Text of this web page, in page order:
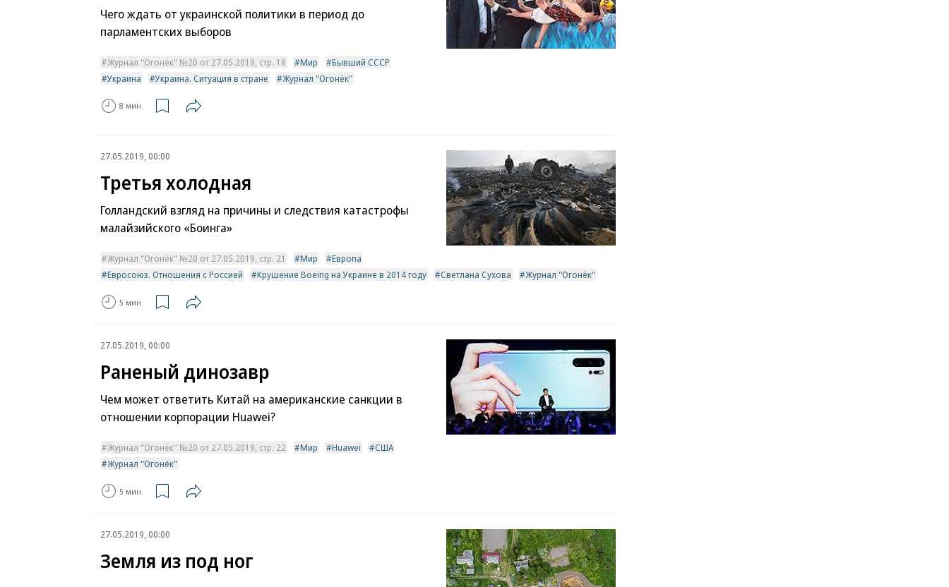
Чего ждать от украинской политики в период до
парламентских выборов
Журнал "Огонёк" №20 от 27.05.2019, стр. 18 Мир
Бывший СССР
Украина
Украина. Ситуация в стране Журнал "Огонёк"
8 мин.
27.05.2019, 00:00
Третья холодная
Голландский взгляд на причины и следствия катастрофы
малайзийского «Боинга»
Журнал "Огонёк" №20 от 27.05.2019, стр. 21 Мир
Европа
Евросоюз. Отношения с Россией
Крушение Boeing на Украине в 2014 году Светлана Сухова Журнал "Огонёк"
5 мин.
27.05.2019, 00:00
Раненый динозавр
Чем может ответить Китай на американские санкции в
отношении корпорации Huawei?
Журнал "Огонёк" №20 от 27.05.2019, стр. 22 Мир Huawei
США
Журнал "Огонёк"
5 мин.
27.05.2019, 00:00
Земля из под ног